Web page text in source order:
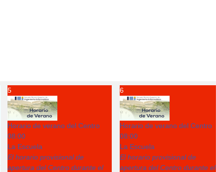
5
Horario de verano del Centro
08:00
La Escuela
El horario provisional de
apertura del Centro durante el
6
Horario de verano del Centro
08:00
La Escuela
El horario provisional de
apertura del Centro durante el